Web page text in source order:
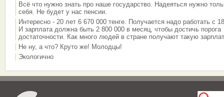
Всё что нужно знать про наше государство. Надеяться нужно
себя. Не будет у нас пенсии.
Интересно - 20 лет 6 670 000 тенге. Получается надо работать с
И зарплата должна быть 2 800 000 в месяц, чтобы достичь порога
достаточности. Как много людей в стране получают такую
Не ну, а что? Круто же! Молодцы!
Экологично